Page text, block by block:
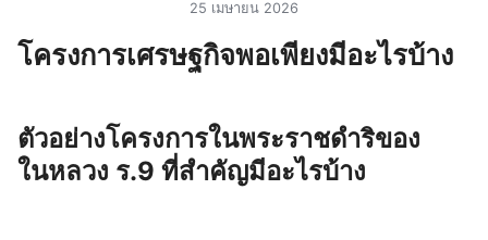
25 เมษายน 2026
โครงการเศรษฐกิจพอเพียงมีอะไรบ้าง
ตัวอย่างโครงการในพระราชดำริของ
ในหลวง ร.9 ที่สำคัญมีอะไรบ้าง